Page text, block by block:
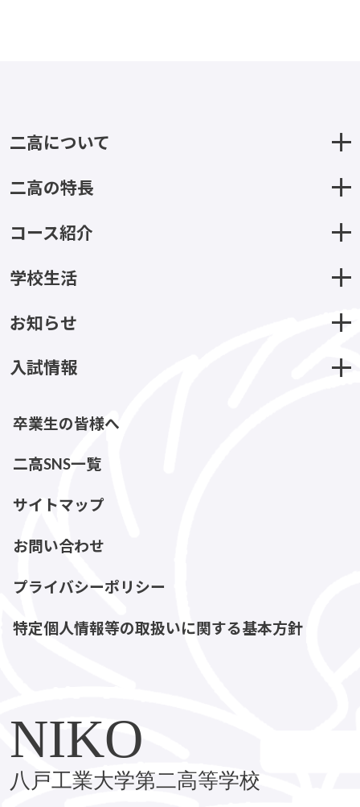
二高について
二高の特長
コース紹介
学校生活
お知らせ
入試情報
卒業生の皆様へ
二高SNS一覧
サイトマップ
お問い合わせ
プライバシーポリシー
特定個人情報等の取扱いに関する基本方針
NIKO
八戸工業大学第二高等学校